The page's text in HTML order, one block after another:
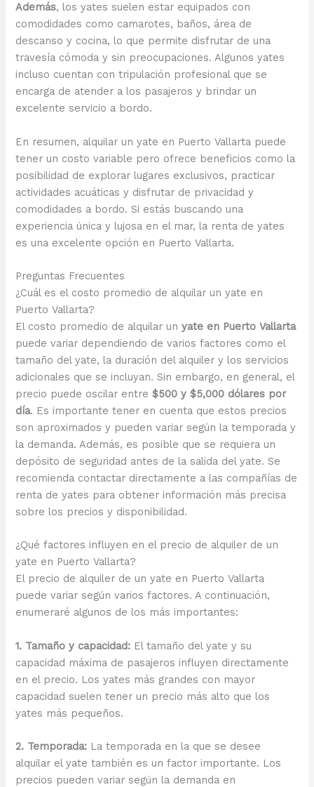
Además, los yates suelen estar equipados con
comodidades como camarotes, baños, área de
descanso y cocina, lo que permite disfrutar de una
travesía cómoda y sin preocupaciones. Algunos yates
incluso cuentan con tripulación profesional que se
encarga de atender a los pasajeros y brindar un
excelente servicio a bordo.
En resumen, alquilar un yate en Puerto Vallarta puede
tener un costo variable pero ofrece beneficios como la
posibilidad de explorar lugares exclusivos, practicar
actividades acuáticas y disfrutar de privacidad y
comodidades a bordo. Si estás buscando una
experiencia única y lujosa en el mar, la renta de yates
es una excelente opción en Puerto Vallarta.
Preguntas Frecuentes
¿Cuál es el costo promedio de alquilar un yate en
Puerto Vallarta?
El costo promedio de alquilar unyate en Puerto Vallarta
puede variar dependiendo de varios factores como el
tamaño del yate, la duración del alquiler y los servicios
adicionales que se incluyan. Sin embargo, en general, el
precio puede oscilar entre$500 y $5,000 dólares por
día. Es importante tener en cuenta que estos precios
son aproximados y pueden variar según la temporada y
la demanda. Además, es posible que se requiera un
depósito de seguridad antes de la salida del yate. Se
recomienda contactar directamente a las compañías de
renta de yates para obtener información más precisa
sobre los precios y disponibilidad.
¿Qué factores influyen en el precio de alquiler de un
yate en Puerto Vallarta?
El precio de alquiler de un yate en Puerto Vallarta
puede variar según varios factores. A continuación,
enumeraré algunos de los más importantes:
1. Tamaño y capacidad: El tamaño del yate y su
capacidad máxima de pasajeros influyen directamente
en el precio. Los yates más grandes con mayor
capacidad suelen tener un precio más alto que los
yates más pequeños.
2. Temporada: La temporada en la que se desee
alquilar el yate también es un factor importante. Los
precios pueden variar según la demanda en